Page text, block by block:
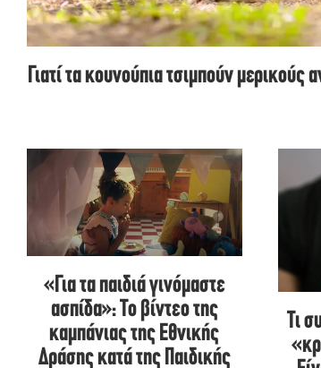
Γιατί τα κουνούπια τσιμπούν
«Για τα παιδιά γινόμαστε
ασπίδα»: To βίντεο της
καμπάνιας της Εθνικής
Δράσης κατά της Παιδικής
Τι